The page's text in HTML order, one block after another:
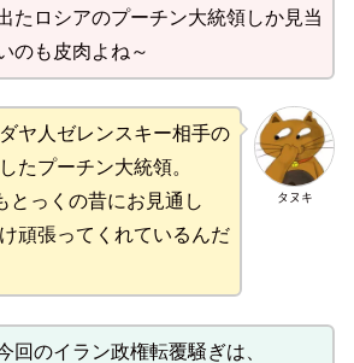
たロシアのプーチン大統領しか見当
のも皮肉よね～
タヌキ
ヤ人ゼレンスキー相手の
たプーチン大統領。
とっくの昔にお見通し
頑張ってくれているんだ
回のイラン政権転覆騒ぎは、